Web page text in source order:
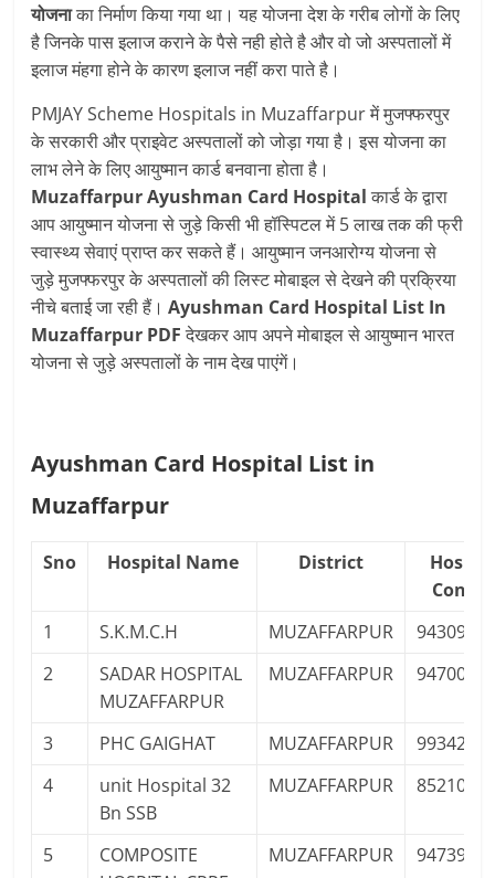
योजनाका निर्माण किया गया था। यह योजना देश के गरीब लोगों के लिए
है जिनके पास इलाज कराने के पैसे नही होते है और वो जो अस्‍पतालों में
इलाज मंहगा होने के कारण इलाज नहीं करा पाते है।
PMJAY Scheme Hospitals in Muzaffarpur में मुजफ्फरपुर
के सरकारी और प्राइवेट अस्‍पतालों को जोड़ा गया है। इस योजना का
लाभ लेने के लिए आयुष्‍मान कार्ड बनवाना होता है।
Muzaffarpur Ayushman Card Hospital कार्ड के द्वारा
आप आयुष्‍मान योजना से जुड़े किसी भी हॉस्पिटल में 5 लाख तक की फ्री
स्‍वास्‍थ्‍य सेवाएं प्राप्‍त कर सकते हैं। आयुष्‍मान जनआरोग्‍य योजना से
जुड़े मुजफ्फरपुर के अस्‍पतालों की लिस्‍ट मोबाइल से देखने की प्रक्रिया
नीचे बताई जा रही हैं।Ayushman Card Hospital List In
Muzaffarpur PDFदेखकर आप अपने मोबाइल से आयुष्‍मान भारत
योजना से जुड़े अस्‍पतालों के नाम देख पाएंगें।
Ayushman Card Hospital List in
Muzaffarpur
Sno Hospital Name District
1
S.K.M.C.H MUZAFFARPUR
2
SADAR HOSPITAL
MUZAFFARPUR
MUZAFFARPUR
3 PHC GAIGHAT MUZAFFARPUR
4
unit Hospital 32
Bn SSB
MUZAFFARPUR
5
COMPOSITE
MUZAFFARPUR